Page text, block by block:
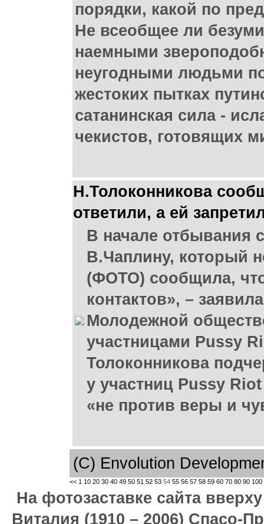
порядки, какой по
Не всеобщее ли
наемными
неугодными людьми
жестоких пытках
сатанинская сила -
чекистов, готовящих
Н.Толоконникова
ответили, а ей
В начале отбывания
В.Чаплину, который
(ФОТО) сообщила,
контактов», –
Молодежной
участницами Pussy
Толоконникова
у участниц Pussy
«не против веры и
(C) Envolution
<< 1 10 20 30 40 49 50 51 52 53 54 55 56 57 58 59 60 70 80 90 100
На фотозаставке сайта
Виталия (1910 – 2006) Спасо-